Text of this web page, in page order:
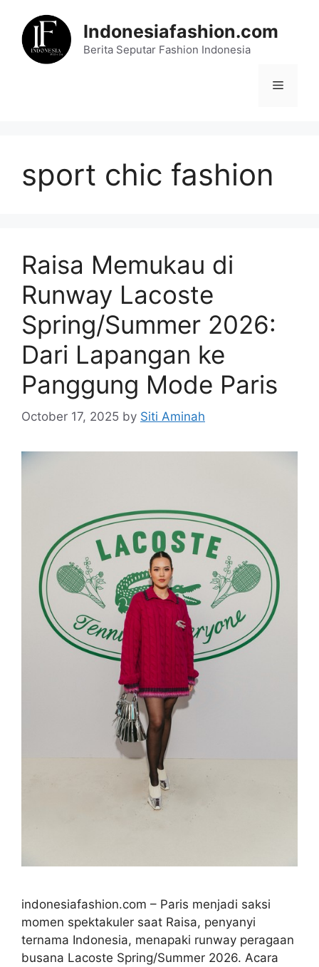
content
Indonesiafashion.com
Berita Seputar Fashion Indonesia
Menu
sport chic fashion
Raisa Memukau di
Runway Lacoste
Spring/Summer 2026:
Dari Lapangan ke
Panggung Mode Paris
October 17, 2025 by Siti Aminah
indonesiafashion.com – Paris menjadi saksi
momen spektakuler saat Raisa, penyanyi
ternama Indonesia, menapaki runway peragaan
busana Lacoste Spring/Summer 2026. Acara